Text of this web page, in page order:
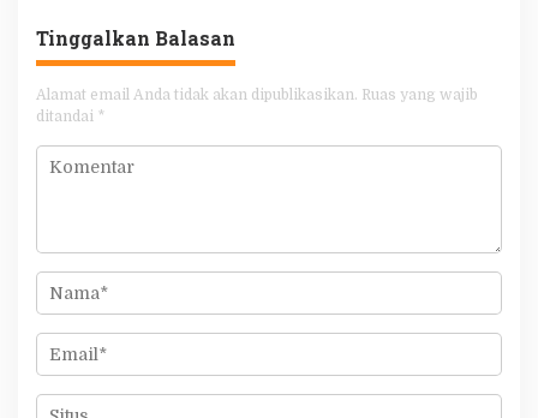
Tinggalkan Balasan
Alamat email Anda tidak akan dipublikasikan. Ruas yang wajib
ditandai *